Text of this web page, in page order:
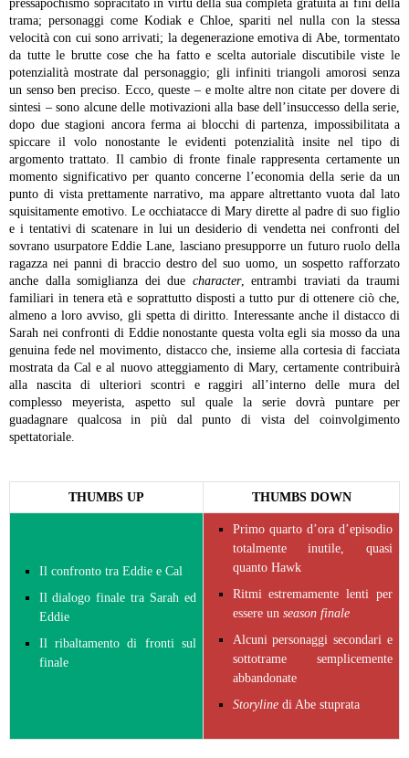
pressapochismo sopracitato in virtù della sua completa gratuità ai fini della
trama; personaggi come Kodiak e Chloe, spariti nel nulla con la stessa
velocità con cui sono arrivati; la degenerazione emotiva di Abe, tormentato
da tutte le brutte cose che ha fatto e scelta autoriale discutibile viste le
potenzialità mostrate dal personaggio; gli infiniti triangoli amorosi senza
un senso ben preciso. Ecco, queste – e molte altre non citate per dovere di
sintesi – sono alcune delle motivazioni alla base dell’insuccesso della serie,
dopo due stagioni ancora ferma ai blocchi di partenza, impossibilitata a
spiccare il volo nonostante le evidenti potenzialità insite nel tipo di
argomento trattato.
Il cambio di fronte finale rappresenta certamente un
momento significativo per quanto concerne l’economia della serie da un
punto di vista prettamente narrativo, ma appare altrettanto vuota dal lato
squisitamente emotivo. Le occhiatacce di Mary dirette al padre di suo figlio
e i tentativi di scatenare in lui un desiderio di vendetta nei confronti del
sovrano usurpatore Eddie Lane, lasciano presupporre un futuro ruolo della
ragazza nei panni di braccio destro del suo uomo, un sospetto rafforzato
anche dalla somiglianza dei due character, entrambi traviati da traumi
familiari in tenera età e soprattutto disposti a tutto pur di ottenere ciò che,
almeno a loro avviso, gli spetta di diritto. Interessante anche il distacco di
Sarah nei confronti di Eddie nonostante questa volta egli sia mosso da una
genuina fede nel movimento, distacco che, insieme alla cortesia di facciata
mostrata da Cal e al nuovo atteggiamento di Mary, certamente contribuirà
alla nascita di ulteriori scontri e raggiri all’interno delle mura del
complesso meyerista, aspetto sul quale la serie dovrà puntare per
guadagnare qualcosa in più dal punto di vista del coinvolgimento
spettatoriale.
THUMBS UP THUMBS DOWN
Il confronto tra Eddie e Cal
Il dialogo finale tra Sarah ed
Eddie
Il ribaltamento di fronti sul
finale
Primo quarto d’ora d’episodio
totalmente inutile, quasi
quanto Hawk
Ritmi estremamente lenti per
essere un season finale
Alcuni personaggi secondari e
sottotrame semplicemente
abbandonate
Storylinedi Abe stuprata